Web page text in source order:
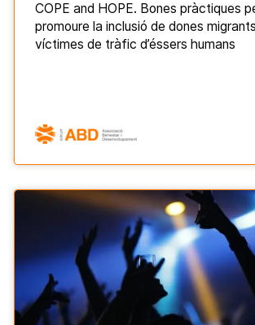
COPE and HOPE. Bones pràctiques
promoure la inclusió de dones migrants
víctimes de tràfic d’éssers humans